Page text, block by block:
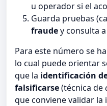
u operador si el
Guarda pruebas
fraudey consulta
Para este número se
lo cual puede orientar
que la identificación
falsificarse(técnica de
que conviene validar